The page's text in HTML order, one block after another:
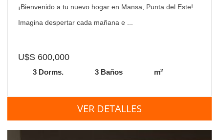
¡Bienvenido a tu nuevo hogar en Mansa, Punta del Este!
Imagina despertar cada mañana e ...
U$S 600,000
3 Dorms. 3 Baños m2
VER DETALLES